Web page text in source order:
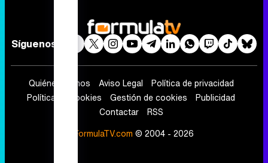
Síguenos
Quiénes somos Aviso Legal
Política de privacidad
Política de cookies
Gestión de cookies
Publicidad
Contactar
RSS
FormulaTV.com © 2004 - 2026